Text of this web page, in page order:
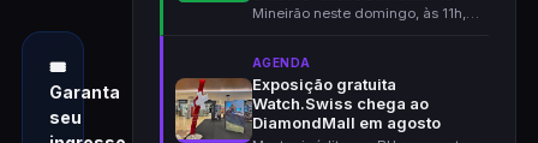
🎟
Garanta
seu
Mineirão neste domingo, às 11h,
AGENDA
Exposição gratuita
Watch.Swiss chega ao
DiamondMall em agosto